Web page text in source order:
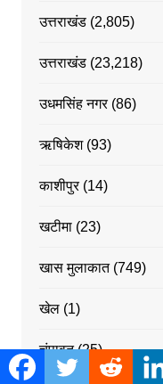
उत्तराखंड(2,805)
उत्तराखंड(23,218)
उधमसिंह नगर(86)
ऋषिकेश(93)
काशीपुर(14)
खटीमा(23)
खास मुलाकात(749)
खेल(1)
चंपावत(25)